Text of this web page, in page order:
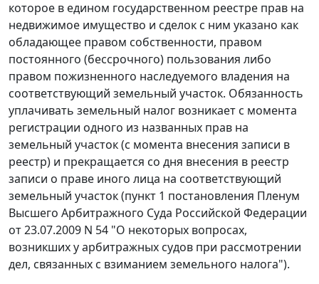
которое в едином государственном реестре прав на
недвижимое имущество и сделок с ним указано как
обладающее правом собственности, правом
постоянного (бессрочного) пользования либо
правом пожизненного наследуемого владения на
соответствующий земельный участок. Обязанность
уплачивать земельный налог возникает с момента
регистрации одного из названных прав на
земельный участок (с момента внесения записи в
реестр) и прекращается со дня внесения в реестр
записи о праве иного лица на соответствующий
земельный участок (пункт 1 постановления Пленум
Высшего Арбитражного Суда Российской Федерации
от 23.07.2009 N 54 "О некоторых вопросах,
возникших у арбитражных судов при рассмотрении
дел, связанных с взиманием земельного налога").